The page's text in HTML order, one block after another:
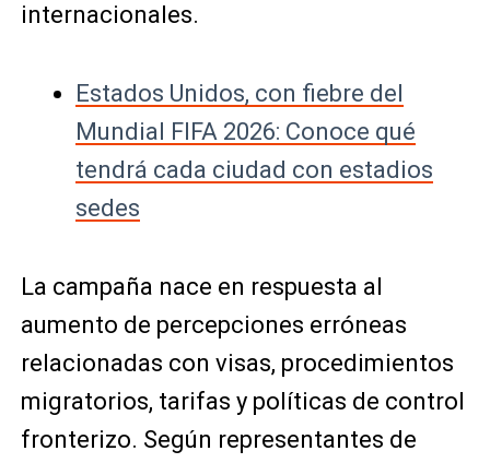
internacionales.
Estados Unidos, con fiebre del
Mundial FIFA 2026: Conoce qué
tendrá cada ciudad con estadios
sedes
La campaña nace en respuesta al
aumento de percepciones erróneas
relacionadas con visas, procedimientos
migratorios, tarifas y políticas de control
fronterizo. Según representantes de